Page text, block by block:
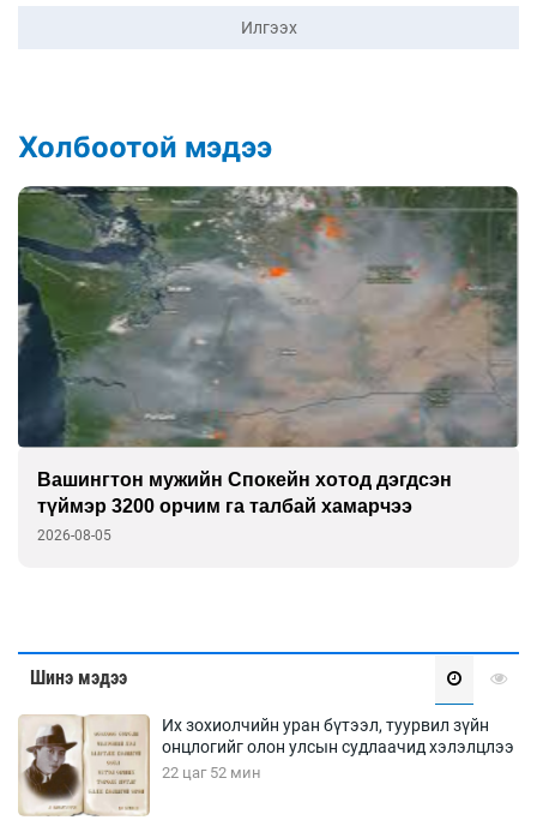
Илгээх
Холбоотой мэдээ
Европчууд ФИФА-гийн боссын эсрэг
2026-08-05
Шинэ мэдээ
Их зохиолчийн уран бүтээл, туурвил зүйн
онцлогийг олон улсын судлаачид хэлэлцлээ
22 цаг 52 мин